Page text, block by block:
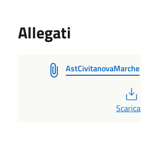
Allegati
AstCivitanovaMarche
Scarica